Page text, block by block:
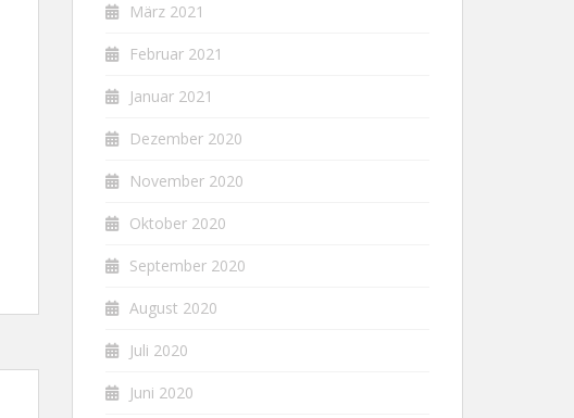
März 2021
Februar 2021
Januar 2021
Dezember 2020
November 2020
Oktober 2020
September 2020
August 2020
Juli 2020
Juni 2020